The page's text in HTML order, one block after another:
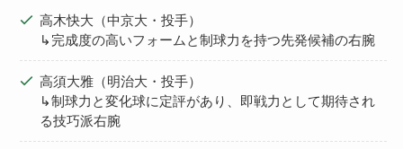
高木快大（中京大・投手）
↳完成度の高いフォームと制球力を持つ先発候補の右腕
高須大雅（明治大・投手）
↳制球力と変化球に定評があり、即戦力として期待され
る技巧派右腕